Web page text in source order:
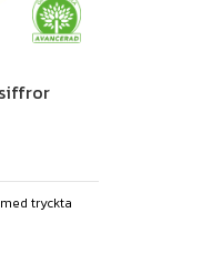
tryckta